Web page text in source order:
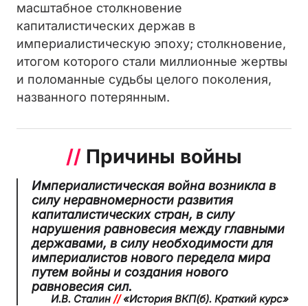
масштабное столкновение
капиталистических держав в
империалистическую эпоху; столкновение,
итогом которого стали миллионные жертвы
и поломанные судьбы целого поколения,
названного потерянным.
// Причины войны
Империалистическая война возникла в
силу неравномерности развития
капиталистических стран, в силу
нарушения равновесия между главными
державами, в силу необходимости для
империалистов нового передела мира
путем войны и создания нового
равновесия сил.
И.В. Сталин //«История ВКП(б). Краткий курс»